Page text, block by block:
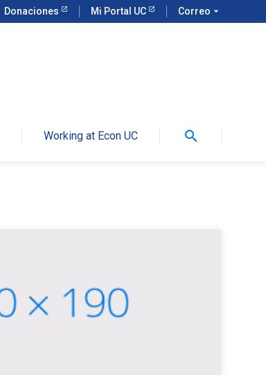
Donaciones Mi Portal UC Correo arrow_drop_down
Working at Econ UC search